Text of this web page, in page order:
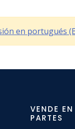
en portugués
VENDE
PARTES